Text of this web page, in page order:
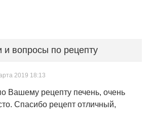
и вопросы по рецепту
2019 18:13
Вашему рецепту печень, очень
Спасибо рецепт отличный,